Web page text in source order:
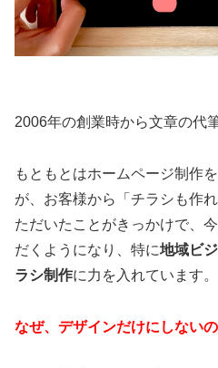
2006年の創業時から文章の代
もともとはホームページ制作
が、お客様から「チラシも作
ただいたことがきっかけで、
だくようになり、特に地域ビ
ラシ制作に力を入れています。
なぜ、デザインだけにしない